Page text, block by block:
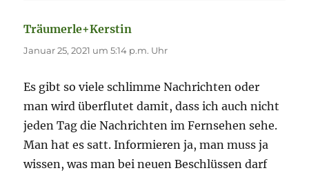
Träumerle+Kerstin
Januar 25, 2021 um 5:14 p.m. Uhr
Es gibt so viele schlimme Nachrichten oder
man wird überflutet damit, dass ich auch nicht
jeden Tag die Nachrichten im Fernsehen sehe.
Man hat es satt. Informieren ja, man muss ja
wissen, was man bei neuen Beschlüssen darf